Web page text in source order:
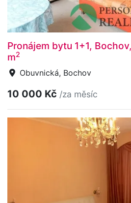
Pronájem bytu 1+1,
m2
Obuvnická, Bochov
10 000 Kč /za měsíc